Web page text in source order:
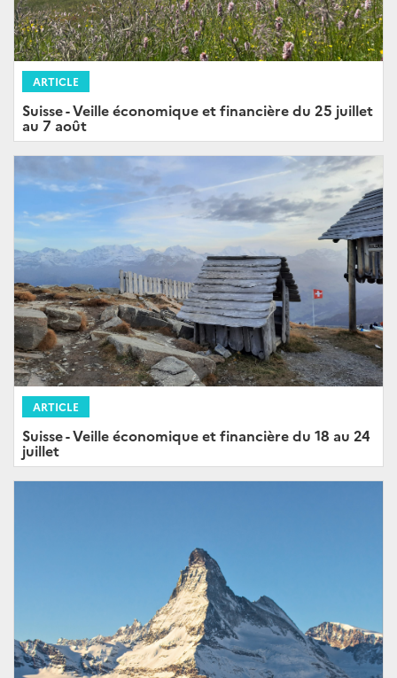
ARTICLE
Suisse - Veille économique et financière du 25 juillet
au 7 août
ARTICLE
Suisse - Veille économique et financière du 18 au 24
juillet